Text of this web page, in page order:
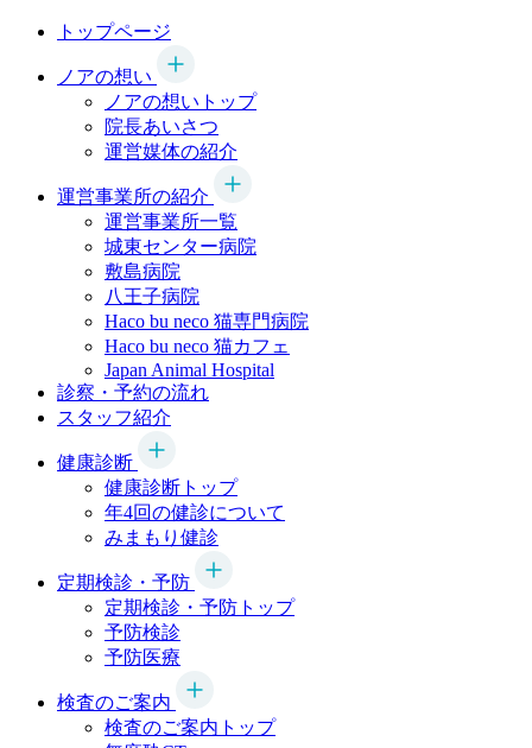
トップページ
ノアの想い
ノアの想いトップ
院長あいさつ
運営媒体の紹介
運営事業所の紹介
運営事業所一覧
城東センター病院
敷島病院
八王子病院
Haco bu neco 猫専門病院
Haco bu neco 猫カフェ
Japan Animal Hospital
診察・予約の流れ
スタッフ紹介
健康診断
健康診断トップ
年4回の健診について
みまもり健診
定期検診・予防
定期検診・予防トップ
予防検診
予防医療
検査のご案内
検査のご案内トップ